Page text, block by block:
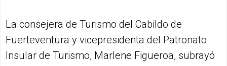
La consejera de Turismo del Cabildo de
Fuerteventura y vicepresidenta del Patronato
Insular de Turismo, Marlene Figueroa, subrayó